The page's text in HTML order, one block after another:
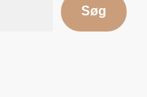
Søg